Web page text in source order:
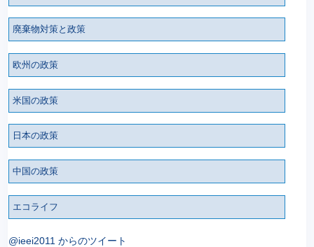
廃棄物対策と政策
欧州の政策
米国の政策
日本の政策
中国の政策
エコライフ
@ieei2011 からのツイート